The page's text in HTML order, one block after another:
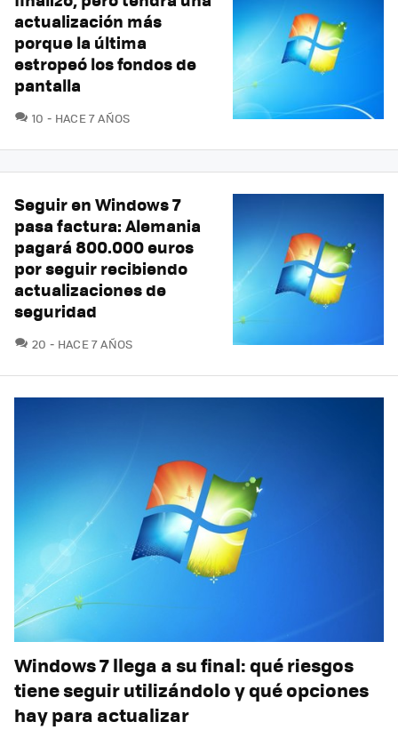
actualización más
porque la última
estropeó los fondos de
pantalla
10 COMENTARIOS
HACE 7 AÑOS
Seguir en Windows 7
pasa factura: Alemania
pagará 800.000 euros
por seguir recibiendo
actualizaciones de
seguridad
20 COMENTARIOS
HACE 7 AÑOS
Windows 7 llega a su final: qué riesgos
tiene seguir utilizándolo y qué opciones
hay para actualizar